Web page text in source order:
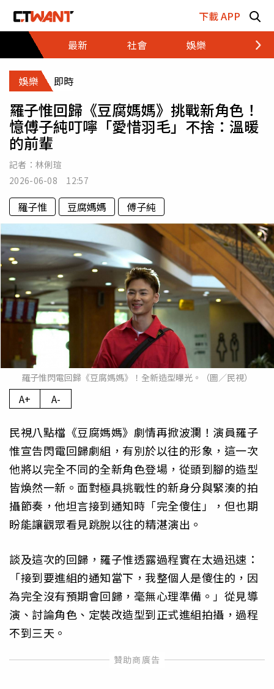
下載 APP
最新
社會 娛樂 財經
娛樂 即時
羅子惟回歸《豆腐媽媽》挑戰新角色！
憶傅子純叮嚀「愛惜羽毛」不捨：溫暖
的前輩
記者： 林俐瑄
2026-06-08 12:57
羅子惟 豆腐媽媽 傅子純
羅子惟閃電回歸《豆腐媽媽》！全新造型曝光。（圖／民視）
A+ A-
民視八點檔《豆腐媽媽》劇情再掀波瀾！演員羅子
惟宣告閃電回歸劇組，有別於以往的形象，這一次
他將以完全不同的全新角色登場，從頭到腳的造型
皆煥然一新。面對極具挑戰性的新身分與緊湊的拍
攝節奏，他坦言接到通知時「完全傻住」，但也期
盼能讓觀眾看見跳脫以往的精湛演出。
談及這次的回歸，羅子惟透露過程實在太過迅速：
「接到要進組的通知當下，我整個人是傻住的，因
為完全沒有預期會回歸，毫無心理準備。」從見導
演、討論角色、定裝改造型到正式進組拍攝，過程
不到三天。